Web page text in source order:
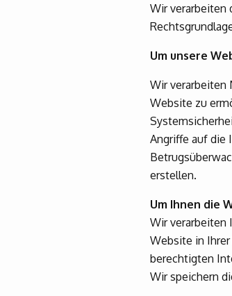
Wir verarbeiten
Um unsere
Wir verarbeiten
Website zu
Angriffe auf die
erstellen.
Um Ihnen die
Wir verarbeiten
Website in
berechtigten
Wir speichern